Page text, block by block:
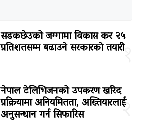
१
सडकछेउको जग्गामा विकास कर २५
प्रतिशतसम्म बढाउने सरकारको तयारी
२
नेपाल टेलिभिजनको उपकरण खरिद
प्रक्रियामा अनियमितता, अख्तियारलाई
अनुसन्धान गर्न सिफारिस